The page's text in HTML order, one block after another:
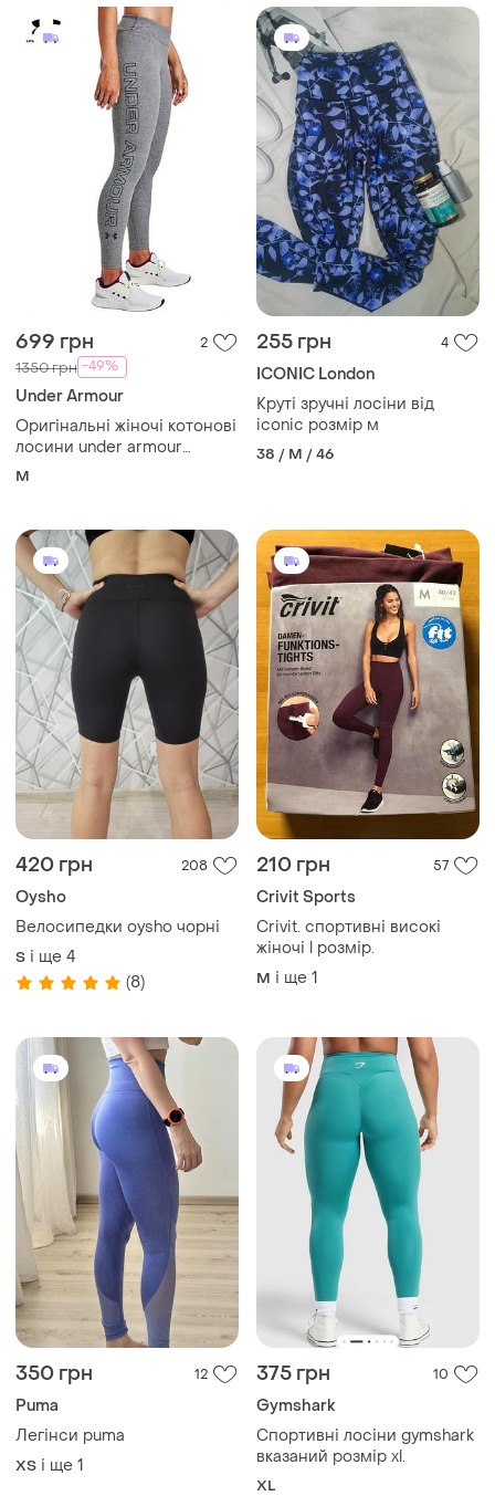
699 грн 2
1350 грн -49%
Under Armour
Оригінальні жіночі котонові
лосини under armour
розмір m бавовняні легінси
бігу фітнесу а1
M
255 грн 4
ICONIC London
Круті зручні лосіни від
iconic розмір м
38 / M / 46
420 грн 208
Oysho
Велосипедки oysho чорні
S і ще 4
(8)
210 грн 57
Crivit Sports
Crivit. спортивні високі
жіночі l розмір.
M і ще 1
350 грн 12
Puma
Легінси puma
ХS і ще 1
375 грн 10
Gymshark
Спортивні лосіни gymshark
вказаний розмір xl.
XL